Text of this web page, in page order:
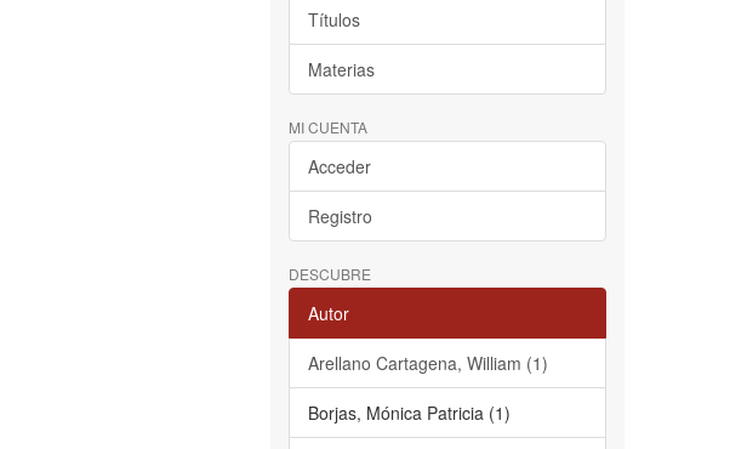
Títulos
Materias
MI CUENTA
Acceder
Registro
DESCUBRE
Autor
Arellano Cartagena, William (1)
Borjas, Mónica Patricia (1)